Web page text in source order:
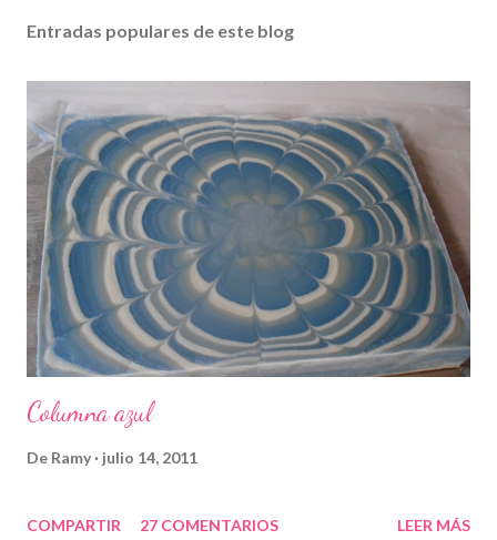
Entradas populares de este blog
Columna azul
De Ramy julio 14, 2011
COMPARTIR 27 COMENTARIOS LEER MÁS